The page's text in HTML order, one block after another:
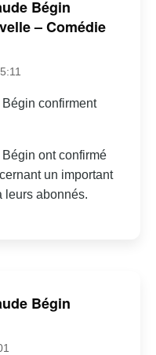
Bégin
– Comédie
confirment
ont confirmé
un important
leurs abonnés.
Bégin